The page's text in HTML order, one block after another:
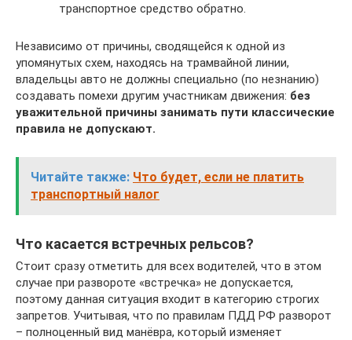
транспортное средство обратно.
Независимо от причины, сводящейся к одной из
упомянутых схем, находясь на трамвайной линии,
владельцы авто не должны специально (по незнанию)
создавать помехи другим участникам движения: без
уважительной причины занимать пути классические
правила не допускают.
Читайте также: Что будет, если не платить
транспортный налог
Что касается встречных рельсов?
Стоит сразу отметить для всех водителей, что в этом
случае при развороте «встречка» не допускается,
поэтому данная ситуация входит в категорию строгих
запретов. Учитывая, что по правилам ПДД РФ разворот
– полноценный вид манёвра, который изменяет